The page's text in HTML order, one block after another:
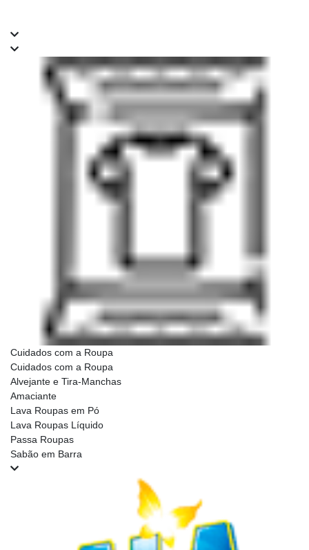
Cuidados com a Roupa
Cuidados com a Roupa
Alvejante e Tira-Manchas
Amaciante
Lava Roupas em Pó
Lava Roupas Líquido
Passa Roupas
Sabão em Barra